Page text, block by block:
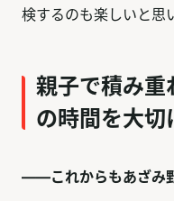
検するのも楽しいと思
親子で積み重
の時間を大切
——これからもあざみ